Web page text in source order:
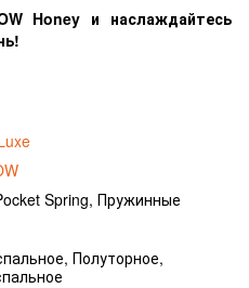
Honey и наслаждайтесь
Spring, Пружинные
Полуторное,